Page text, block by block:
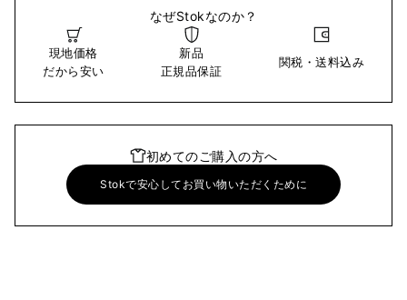
なぜStokなのか？
現地価格
だから安い
新品
正規品保証
関税・送料込み
初めてのご購入の方へ
Stokで安心してお買い物いただくために